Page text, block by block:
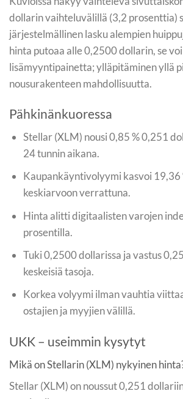
dollarin vaihteluvälillä (3,2 prosenttia)
järjestelmällinen lasku alempien
hinta putoaa alle 0,2500 dollarin, se
lisämyyntipainetta; ylläpitäminen yllä
nousurakenteen mahdollisuutta.
Pähkinänkuoressa
Stellar (XLM) nousi 0,85 % 0,251
24 tunnin aikana.
Kaupankäyntivolyymi kasvoi 19,36
keskiarvoon verrattuna.
Hinta alitti digitaalisten varojen
prosentilla.
Tuki 0,2500 dollarissa ja vastus
keskeisiä tasoja.
Korkea volyymi ilman vauhtia
ostajien ja myyjien välillä.
UKK – useimmin kysytyt
Mikä on Stellarin (XLM) nykyinen
Stellar (XLM) on noussut 0,251